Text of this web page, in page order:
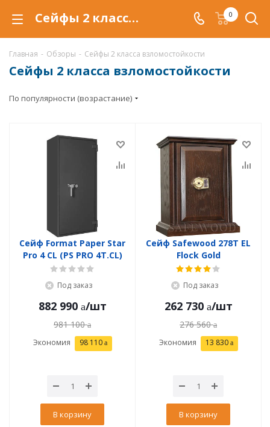
Сейфы 2 класса взломостойкости в Арзамасе. Купить сейфы 2 класса взломостойкости по низким ценам, с доставкой. 0
Главная - Обзоры - Сейфы 2 класса взломостойкости
Сейфы 2 класса взломостойкости
По популярности (возрастание)
Сейф Format Paper Star
Pro 4 CL (PS PRO 4Т.CL)
Под заказ
882 990 /шт
981 100
Экономия 98 110
В корзину
Сейф Safewood 278T EL
Flock Gold
Под заказ
262 730 /шт
276 560
Экономия 13 830
В корзину